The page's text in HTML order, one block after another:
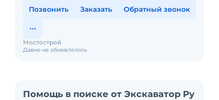
Позвонить Заказать Обратный звонок
Давно не обновлялось
Мостострой
Помощь в поиске от Экскаватор Ру